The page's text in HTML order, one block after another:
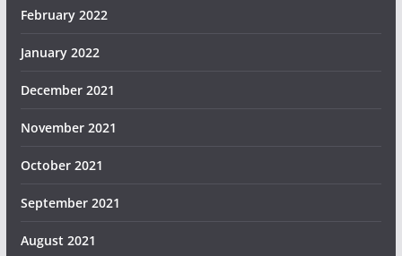
February 2022
January 2022
December 2021
November 2021
October 2021
September 2021
August 2021